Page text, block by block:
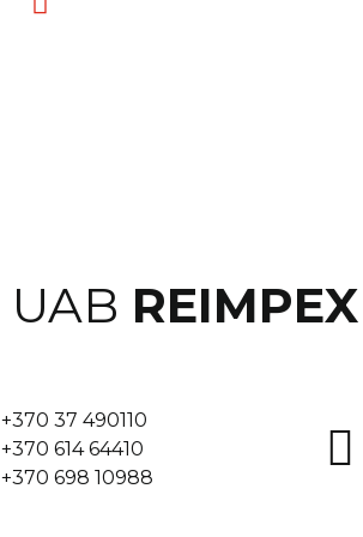
UAB
+370 37 490110
+370 614 64410
+370 698 10988